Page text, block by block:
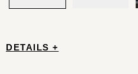
DETAILS +